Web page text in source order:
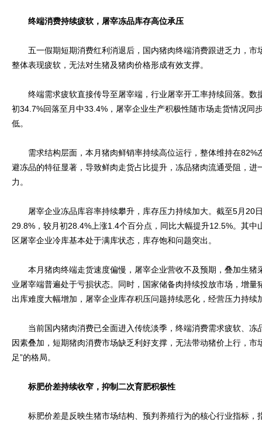
终端消费持续疲软，屠宰冻品库存高位承压
五一假期短期消费红利消退后，国内猪肉终端消费跟进乏力，市
整体表现疲软，无法对生猪及猪肉价格形成有效支撑。
终端需求疲软直接传导至屠宰端，行业屠宰开工率持续回落。数
初34.7%回落至月中33.4%，屠宰企业生产积极性随市场走货情况同
低。
需求结构层面，本月猪肉鲜销率持续高位运行，整体维持在82%
避冻品的特征显著，导致鲜肉走货占比提升，冻品猪肉流通受阻，进
力。
屠宰企业冻品库容率持续攀升，库存压力持续加大。截至5月20
29.8%，较月初28.4%上涨1.4个百分点，同比大幅提升12.5%。其中
区屠宰企业冷库基本处于满库状态，库存饱和问题突出。
本月猪肉终端走货速度偏慢，屠宰企业营收不及预期，叠加生猪
业屠宰端普遍处于亏损状态。同时，国家储备肉持续投放市场，增
出库难度大幅增加，屠宰企业库存积压问题持续恶化，经营压力持续
当前国内猪肉消费已全面进入传统淡季，终端消费需求疲软、冻
因素叠加，短期猪肉消费市场缺乏利好支撑，无法带动猪价上行，市
足”的格局。
标肥价差持续收窄，抑制二次育肥积极性
标肥价差是反映生猪市场结构、预判养殖行为的核心行业指标，